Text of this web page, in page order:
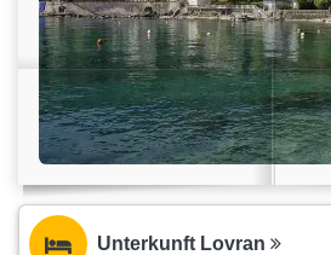
Unterkunft Lovran